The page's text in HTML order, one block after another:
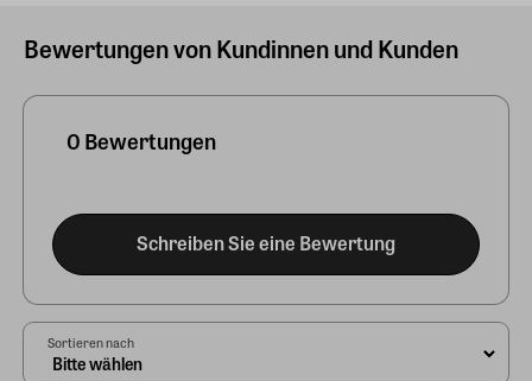
Bewertungen von Kundinnen und Kunden
0 Bewertungen
Schreiben Sie eine Bewertung
Sortieren nach